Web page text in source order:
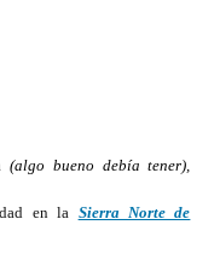
(algo bueno debía tener),
en la Sierra Norte de